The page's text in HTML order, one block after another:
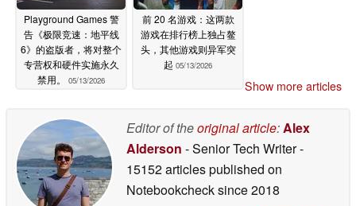
Playground Games 警
告《极限竞速：地平线
6》的盗版者，将对整个
专营权和硬件实施永久
禁用。
05/13/2026
前 20 名游戏：这两款
游戏在排行榜上独占鳌
头，其他游戏则异军突
起 05/13/2026
Show more articles
Editor of theoriginal article:Alex
Alderson - Senior Tech Writer-
15152 articles published on
Notebookchecksince 2018